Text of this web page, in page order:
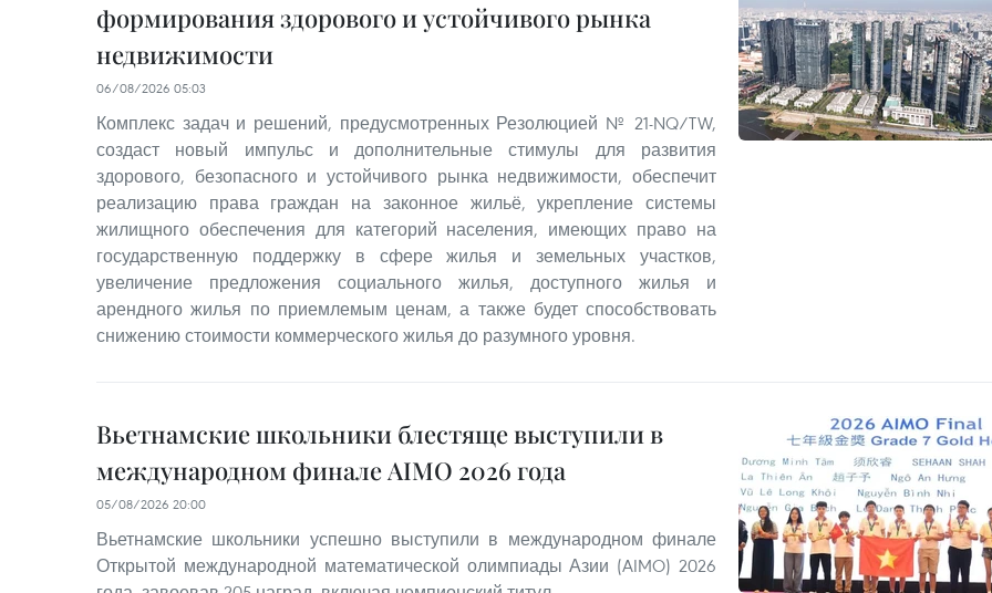
формирования здорового и устойчивого рынка
недвижимости
06/08/2026 05:03
Комплекс задач и решений, предусмотренных Резолюцией № 21-NQ/TW,
создаст новый импульс и дополнительные стимулы для развития
здорового, безопасного и устойчивого рынка недвижимости, обеспечит
реализацию права граждан на законное жильё, укрепление системы
жилищного обеспечения для категорий населения, имеющих право на
государственную поддержку в сфере жилья и земельных участков,
увеличение предложения социального жилья, доступного жилья и
арендного жилья по приемлемым ценам, а также будет способствовать
снижению стоимости коммерческого жилья до разумного уровня.
Вьетнамские школьники блестяще выступили в
международном финале AIMO 2026 года
05/08/2026 20:00
Вьетнамские школьники успешно выступили в международном финале
Открытой международной математической олимпиады Азии (AIMO) 2026